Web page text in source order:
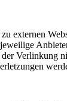
externen
Verlinkung